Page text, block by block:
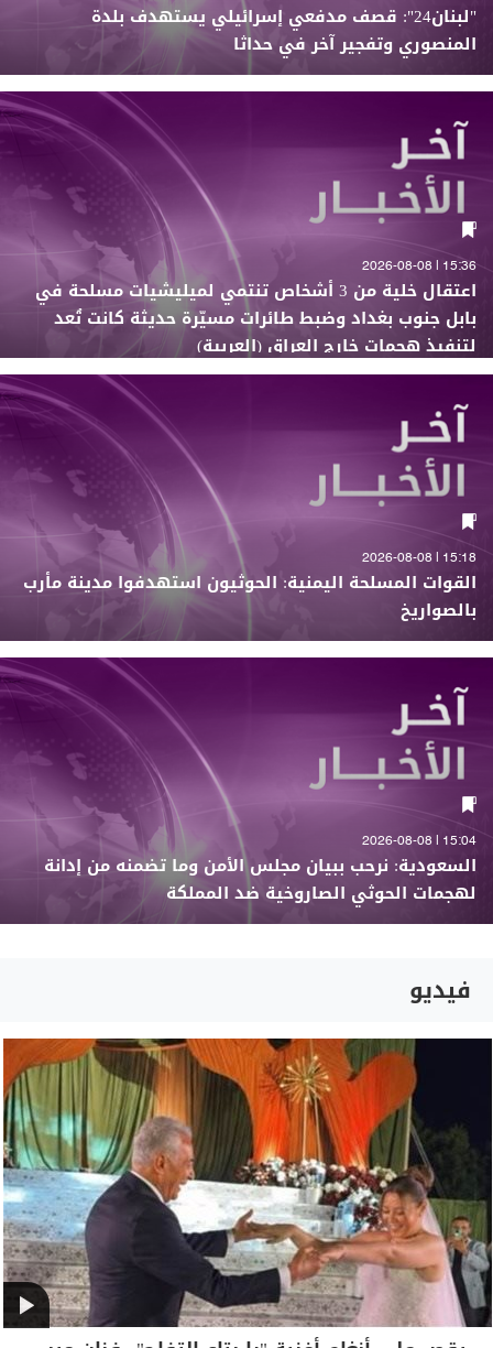
"لبنان24": قصف مدفعي إسرائيلي يستهدف بلدة
المنصوري وتفجير آخر في حداثا
15:36 | 2026-08-08
اعتقال خلية من 3 أشخاص تنتمي لميليشيات مسلحة في
بابل جنوب بغداد وضبط طائرات مسيّرة حديثة كانت تُعد
لتنفيذ هجمات خارج العراق (العربية)
15:18 | 2026-08-08
القوات المسلحة اليمنية: الحوثيون استهدفوا مدينة مأرب
بالصواريخ
15:04 | 2026-08-08
السعودية: نرحب ببيان مجلس الأمن وما تضمنه من إدانة
لهجمات الحوثي الصاروخية ضد المملكة
فيديو